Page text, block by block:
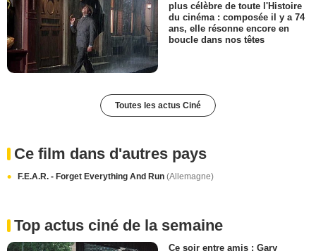
plus célèbre de toute l'Histoire
du cinéma : composée il y a 74
ans, elle résonne encore en
boucle dans nos têtes
Toutes les actus Ciné
Ce film dans d'autres pays
F.E.A.R. - Forget Everything And Run (Allemagne)
Top actus ciné de la semaine
Ce soir entre amis : Gary